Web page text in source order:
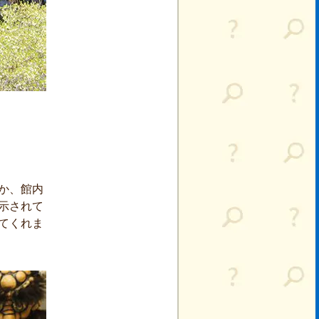
、館内
されて
くれま